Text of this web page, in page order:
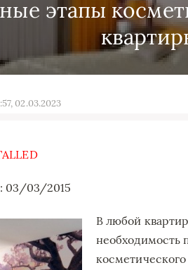
этапы
02.03.2023
03/03/2015
В любой
необходимость